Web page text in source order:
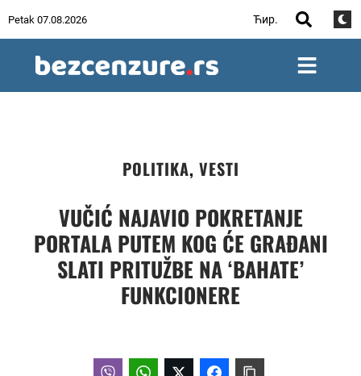
Petak 07.08.2026 Ћир.
POLITIKA, VESTI
VUČIĆ NAJAVIO POKRETANJE
PORTALA PUTEM KOG ĆE GRAĐANI
SLATI PRITUŽBE NA ‘BAHATE’
FUNKCIONERE